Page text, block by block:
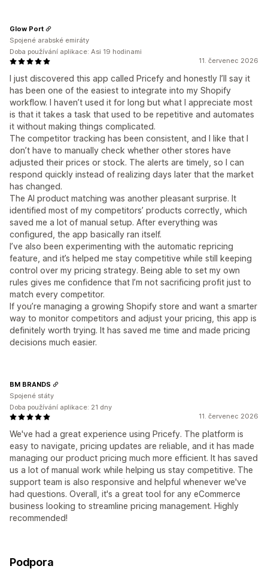
11. červenec 2026
I just discovered this app called Pricefy and honestly I’ll say it
has been one of the easiest to integrate into my Shopify
workflow. I haven’t used it for long but what I appreciate most
is that it takes a task that used to be repetitive and automates
it without making things complicated.
The competitor tracking has been consistent, and I like that I
don’t have to manually check whether other stores have
adjusted their prices or stock. The alerts are timely, so I can
respond quickly instead of realizing days later that the market
has changed.
The AI product matching was another pleasant surprise. It
identified most of my competitors’ products correctly, which
saved me a lot of manual setup. After everything was
configured, the app basically ran itself.
I’ve also been experimenting with the automatic repricing
feature, and it’s helped me stay competitive while still keeping
control over my pricing strategy. Being able to set my own
rules gives me confidence that I’m not sacrificing profit just to
match every competitor.
If you’re managing a growing Shopify store and want a smarter
way to monitor competitors and adjust your pricing, this app is
definitely worth trying. It has saved me time and made pricing
decisions much easier.
Glow Port
Spojené arabské emiráty
Doba používání aplikace: Asi 19 hodinami
11. červenec 2026
We've had a great experience using Pricefy. The platform is
easy to navigate, pricing updates are reliable, and it has made
managing our product pricing much more efficient. It has saved
us a lot of manual work while helping us stay competitive. The
support team is also responsive and helpful whenever we've
had questions. Overall, it's a great tool for any eCommerce
business looking to streamline pricing management. Highly
recommended!
BM BRANDS
Spojené státy
Doba používání aplikace: 21 dny
Podpora